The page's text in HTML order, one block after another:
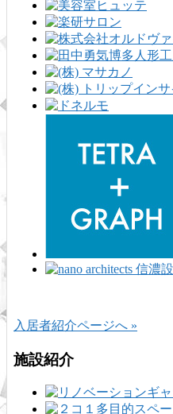
入居者紹介ページへ »
施設紹介